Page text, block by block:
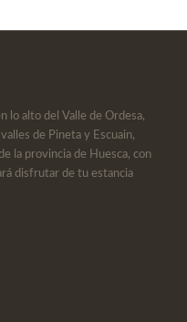
lo alto del Valle de Ordesa,
de Pineta y Escuain,
la provincia de Huesca, con
disfrutar de tu estancia